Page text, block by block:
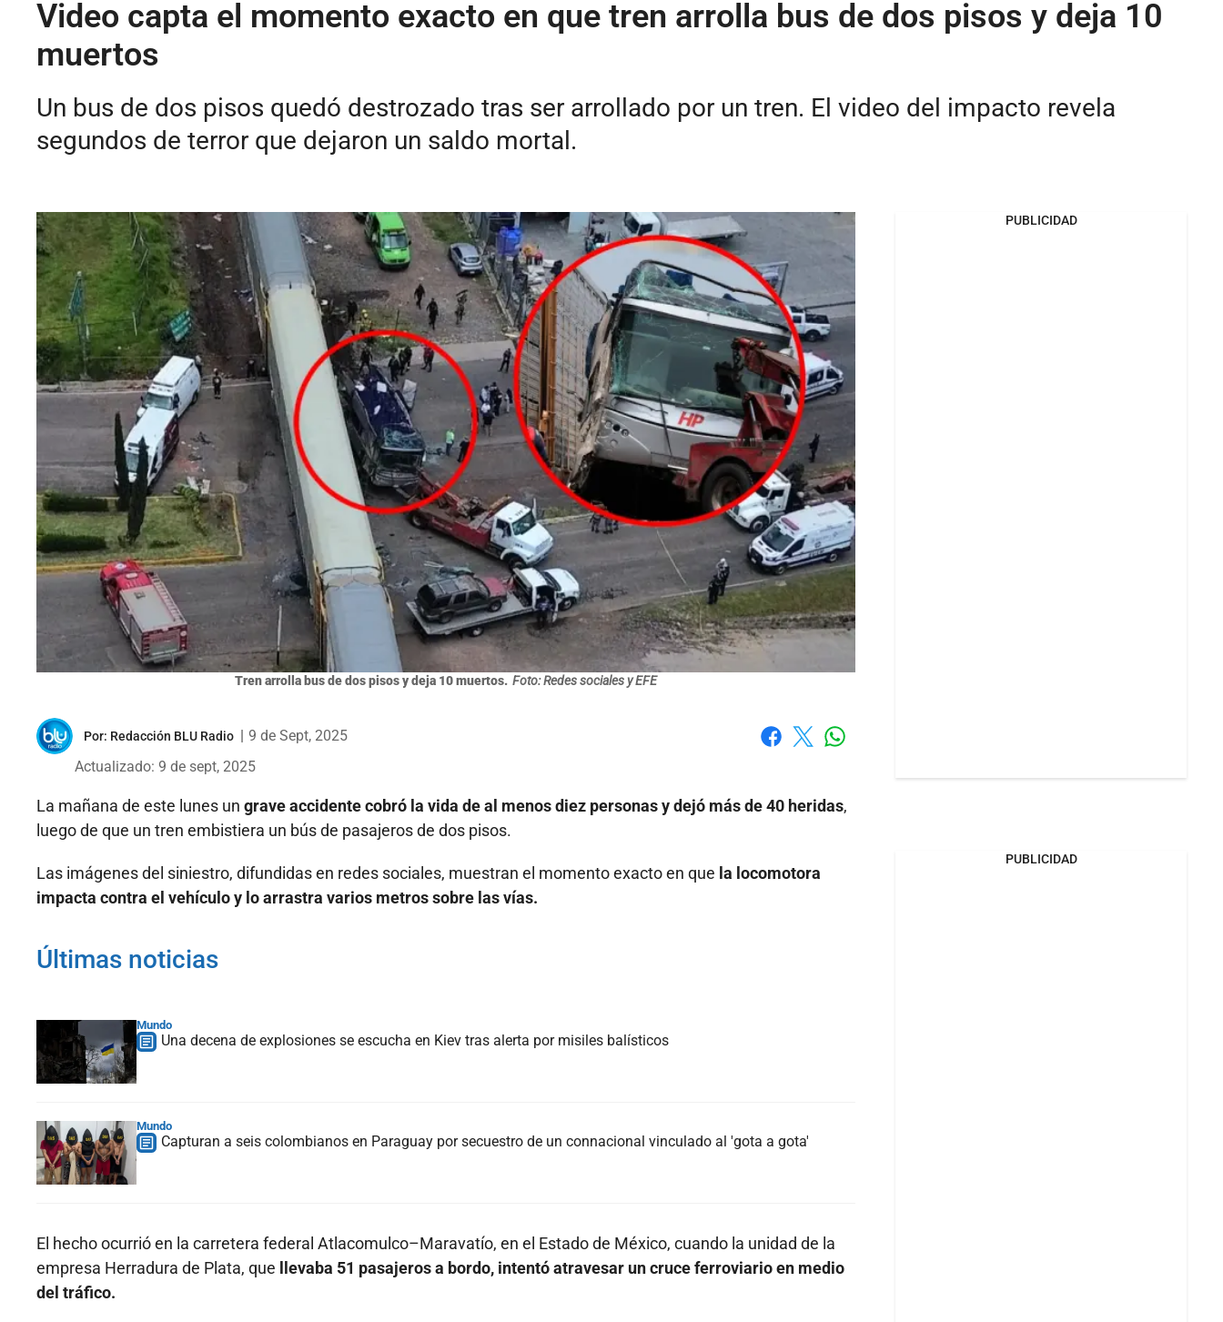
Video capta el momento exacto en que tren arrolla bus de dos pisos y deja 10
muertos
Un bus de dos pisos quedó destrozado tras ser arrollado por un tren. El video del impacto revela
segundos de terror que dejaron un saldo mortal.
Tren arrolla bus de dos pisos y deja 10 muertos. Foto: Redes sociales y EFE
Por: Redacción BLU Radio
9 de Sept, 2025
Actualizado: 9 de sept, 2025
La mañana de este lunes un grave accidente cobró la vida de al menos diez personas y dejó más de 40 heridas,
luego de que un tren embistiera un bús de pasajeros de dos pisos.
Las imágenes del siniestro, difundidas en redes sociales, muestran el momento exacto en que la locomotora
impacta contra el vehículo y lo arrastra varios metros sobre las vías.
Últimas noticias
Mundo
Una decena de explosiones se escucha en Kiev tras alerta por misiles balísticos
Mundo
Capturan a seis colombianos en Paraguay por secuestro de un connacional vinculado al 'gota a gota'
El hecho ocurrió en la carretera federal Atlacomulco–Maravatío, en el Estado de México, cuando la unidad de la
empresa Herradura de Plata, que
llevaba 51 pasajeros a bordo, intentó atravesar un cruce ferroviario en medio
del tráfico.
PUBLICIDAD
PUBLICIDAD